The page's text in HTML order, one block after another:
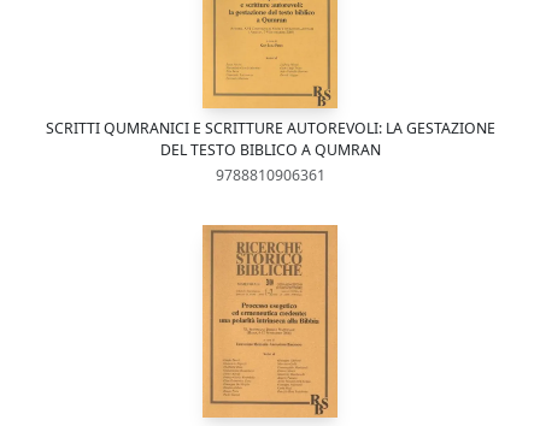
SCRITTI QUMRANICI E SCRITTURE AUTOREVOLI: LA GESTAZIONE
DEL TESTO BIBLICO A QUMRAN
9788810906361